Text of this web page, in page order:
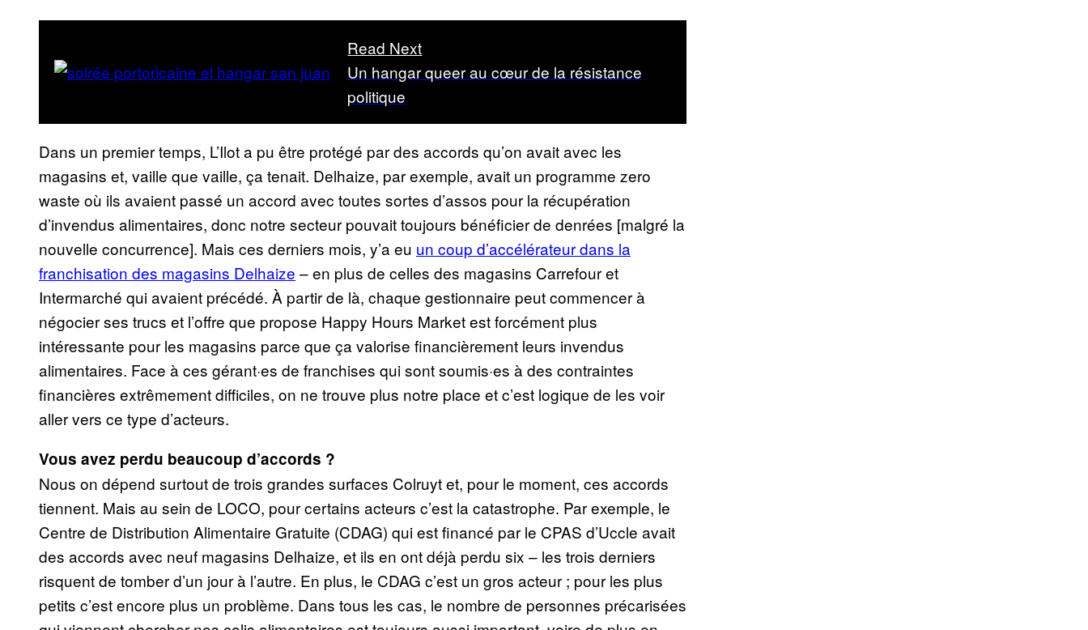
Read Next
Un hangar queer au cœur de la résistance
politique
Dans un premier temps, L’Ilot a pu être protégé par des accords qu’on avait avec les
magasins et, vaille que vaille, ça tenait. Delhaize, par exemple, avait un programme zero
waste où ils avaient passé un accord avec toutes sortes d’assos pour la récupération
d’invendus alimentaires, donc notre secteur pouvait toujours bénéficier de denrées [malgré la
nouvelle concurrence]. Mais ces derniers mois, y’a eu un coup d’accélérateur dans la
franchisation des magasins Delhaize – en plus de celles des magasins Carrefour et
Intermarché qui avaient précédé. À partir de là, chaque gestionnaire peut commencer à
négocier ses trucs et l’offre que propose Happy Hours Market est forcément plus
intéressante pour les magasins parce que ça valorise financièrement leurs invendus
alimentaires. Face à ces gérant·es de franchises qui sont soumis·es à des contraintes
financières extrêmement difficiles, on ne trouve plus notre place et c’est logique de les voir
aller vers ce type d’acteurs.
Vous avez perdu beaucoup d’accords ?
Nous on dépend surtout de trois grandes surfaces Colruyt et, pour le moment, ces accords
tiennent. Mais au sein de LOCO, pour certains acteurs c’est la catastrophe. Par exemple, le
Centre de Distribution Alimentaire Gratuite (CDAG) qui est financé par le CPAS d’Uccle avait
des accords avec neuf magasins Delhaize, et ils en ont déjà perdu six – les trois derniers
risquent de tomber d’un jour à l’autre. En plus, le CDAG c’est un gros acteur ; pour les plus
petits c’est encore plus un problème. Dans tous les cas, le nombre de personnes précarisées